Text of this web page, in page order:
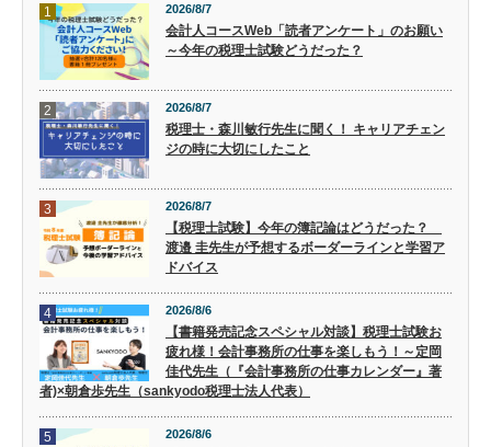
1 2026/8/7
会計人コースWeb「読者アンケート」のお願い
～今年の税理士試験どうだった？
2 2026/8/7
税理士・森川敏行先生に聞く！ キャリアチェン
ジの時に大切にしたこと
3 2026/8/7
【税理士試験】今年の簿記論はどうだった？
渡邉 圭先生が予想するボーダーラインと学習ア
ドバイス
4 2026/8/6
【書籍発売記念スペシャル対談】税理士試験お
疲れ様！会計事務所の仕事を楽しもう！～定岡
佳代先生（『会計事務所の仕事カレンダー』著
者)×朝倉歩先生（sankyodo税理士法人代表）
5 2026/8/6